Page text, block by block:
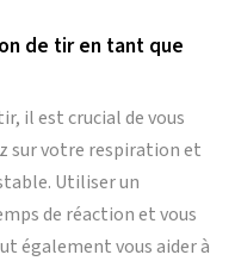
de tir en tant que
il est crucial de vous
sur votre respiration et
Utiliser un
de réaction et vous
également vous aider à